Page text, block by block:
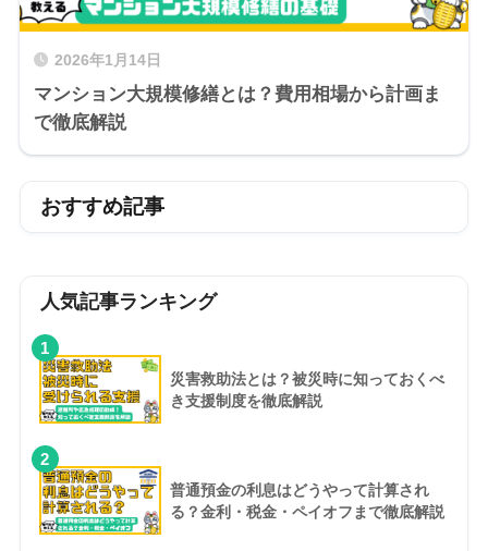
2026年1月14日
マンション大規模修繕とは？費用相場から計画ま
で徹底解説
おすすめ記事
人気記事ランキング
1
災害救助法とは？被災時に知っておくべ
き支援制度を徹底解説
2
普通預金の利息はどうやって計算され
る？金利・税金・ペイオフまで徹底解説